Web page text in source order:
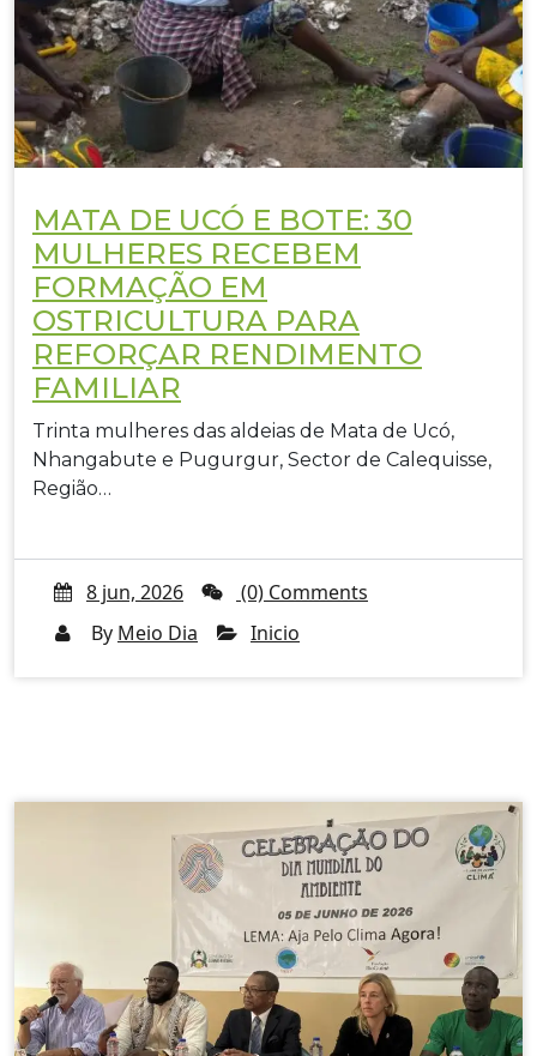
MATA DE UCÓ E BOTE: 30
MULHERES RECEBEM
FORMAÇÃO EM
OSTRICULTURA PARA
REFORÇAR RENDIMENTO
FAMILIAR
Trinta mulheres das aldeias de Mata de Ucó,
Nhangabute e Pugurgur, Sector de Calequisse,
Região…
8 jun, 2026
(0) Comments
By Meio Dia Inicio